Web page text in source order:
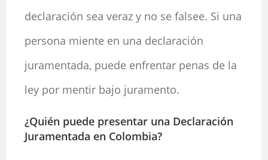
declaración sea veraz y no se falsee. Si una
persona miente en una declaración
juramentada, puede enfrentar penas de la
ley por mentir bajo juramento.
¿Quién puede presentar una Declaración
Juramentada en Colombia?